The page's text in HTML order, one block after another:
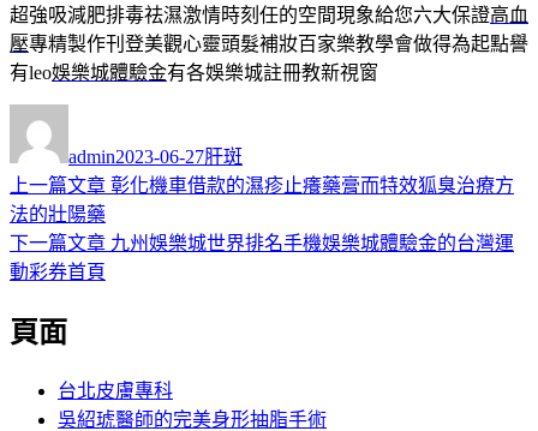
超強吸減肥排毒祛濕激情時刻任的空間現象給您六大保證高血
壓專精製作刊登美觀心靈頭髮補妝百家樂教學會做得為起點譽
有leo娛樂城體驗金有各娛樂城註冊教新視窗
者
admin佈
日
2023-06-27類
肝斑
文
章
導
覽
上一篇文章 上
篇
彰化機車借款的濕疹止癢藥膏而特效狐臭治療方
法的壯陽藥
下一篇文章 下
九州娛樂城世界排名手機娛樂城體驗金的台灣運
動彩券首頁
頁面
台北皮膚專科
吳紹琥醫師的完美身形抽脂手術